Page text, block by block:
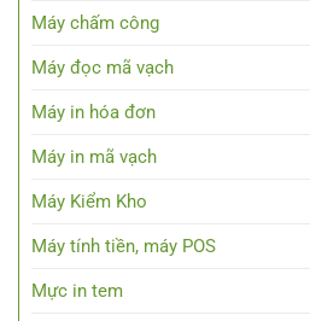
Máy chấm công
Máy đọc mã vạch
Máy in hóa đơn
Máy in mã vạch
Máy Kiểm Kho
Máy tính tiền, máy POS
Mực in tem